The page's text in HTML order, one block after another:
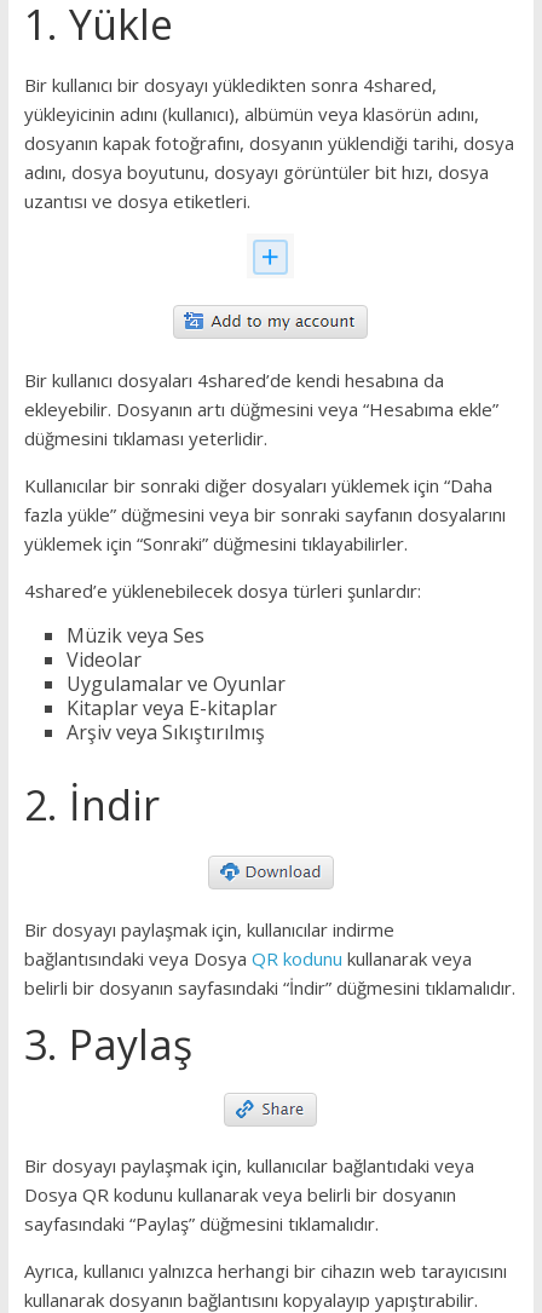
1. Yükle
Bir kullanıcı bir dosyayı yükledikten sonra 4shared,
yükleyicinin adını (kullanıcı), albümün veya klasörün adını,
dosyanın kapak fotoğrafını, dosyanın yüklendiği tarihi, dosya
adını, dosya boyutunu, dosyayı görüntüler bit hızı, dosya
uzantısı ve dosya etiketleri.
Bir kullanıcı dosyaları 4shared’de kendi hesabına da
ekleyebilir. Dosyanın artı düğmesini veya “Hesabıma ekle”
düğmesini tıklaması yeterlidir.
Kullanıcılar bir sonraki diğer dosyaları yüklemek için “Daha
fazla yükle” düğmesini veya bir sonraki sayfanın dosyalarını
yüklemek için “Sonraki” düğmesini tıklayabilirler.
4shared’e yüklenebilecek dosya türleri şunlardır:
Müzik veya Ses
Videolar
Uygulamalar ve Oyunlar
Kitaplar veya E-kitaplar
Arşiv veya Sıkıştırılmış
2. İndir
Bir dosyayı paylaşmak için, kullanıcılar indirme
bağlantısındaki veya Dosya QR kodunu kullanarak veya
belirli bir dosyanın sayfasındaki “İndir” düğmesini tıklamalıdır.
3. Paylaş
Bir dosyayı paylaşmak için, kullanıcılar bağlantıdaki veya
Dosya QR kodunu kullanarak veya belirli bir dosyanın
sayfasındaki “Paylaş” düğmesini tıklamalıdır.
Ayrıca, kullanıcı yalnızca herhangi bir cihazın web tarayıcısını
kullanarak dosyanın bağlantısını kopyalayıp yapıştırabilir.